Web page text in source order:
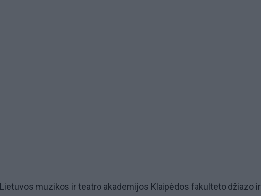
Lietuvos muzikos ir teatro akademijos Klaipėdos fakulteto džiazo ir